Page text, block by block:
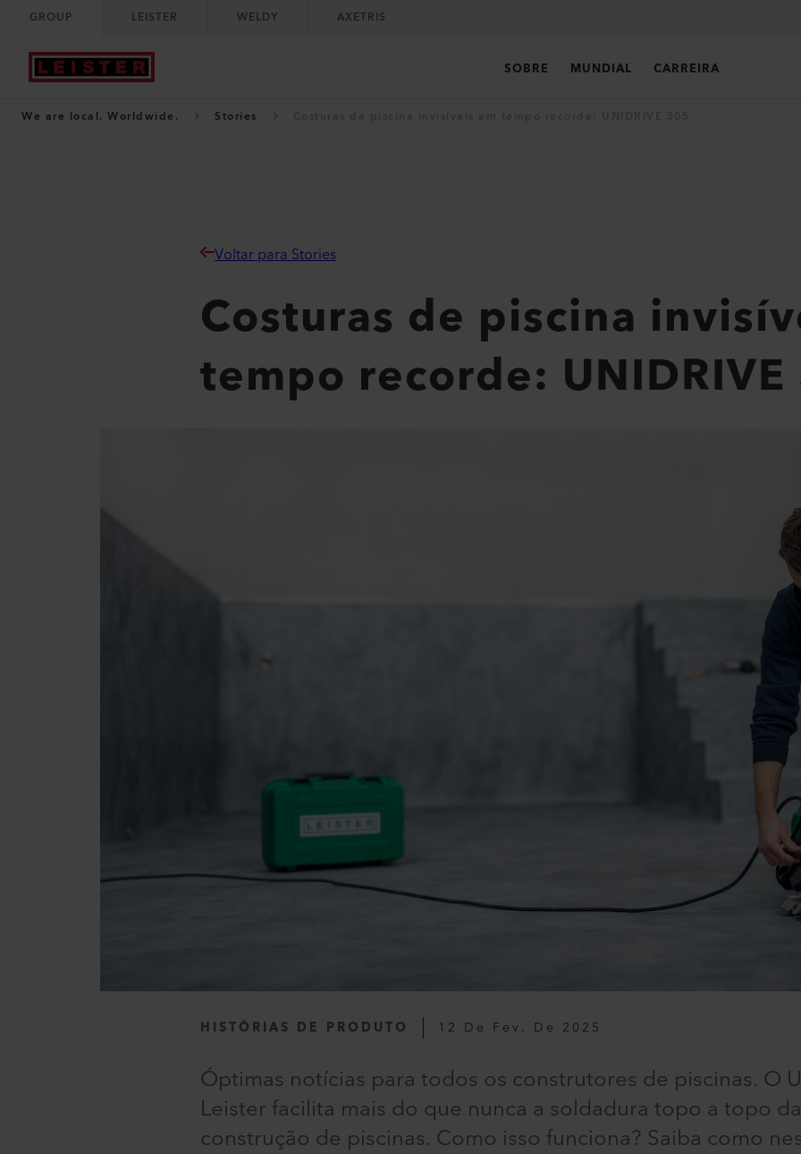
GROUP LEISTER WELDY AXETRIS
SOBRE MUNDIAL CARREIRA
We are local. Worldwide. Stories
Voltar para Stories
Costuras de piscina
tempo recorde:
HISTÓRIAS DE PRODUTO 12 De Fev. De 2025
Óptimas notícias para todos os construtores de piscinas. O
Leister facilita mais do que nunca a soldadura topo a topo
construção de piscinas. Como isso funciona? Saiba como